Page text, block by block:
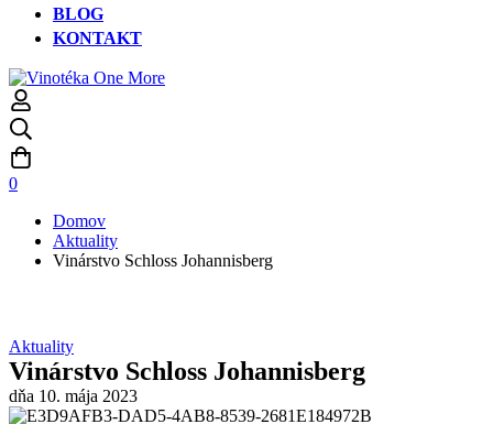
BLOG
KONTAKT
0
Domov
Aktuality
Vinárstvo Schloss Johannisberg
Aktuality
Vinárstvo Schloss Johannisberg
dňa 10. mája 2023